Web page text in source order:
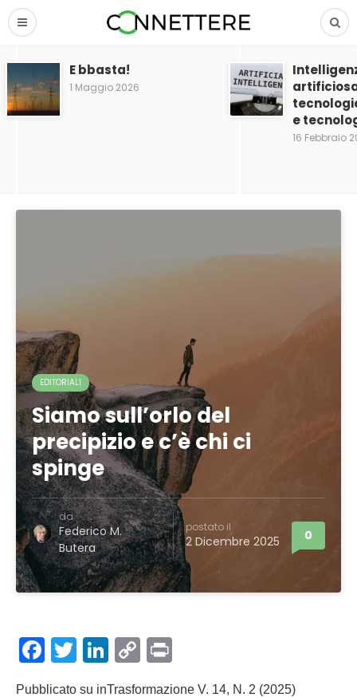
E bbasta!
1 Maggio 2026
e
16 Febbraio
EDITORIALI
Siamo sull’orlo del
precipizio e c’è chi ci
spinge
da
Federico M.
Butera
postato il
2 Dicembre 2025 0
Facebook
TwitterLinkedIn
Copy
Pubblicato su inTrasformazione V. 14, N. 2 (2025)